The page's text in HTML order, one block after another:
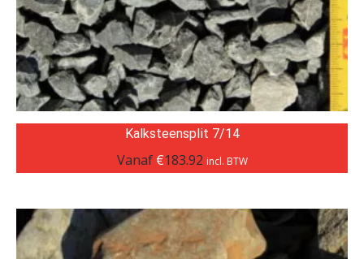
Kalksteensplit 7/14
Vanaf €183.92 incl. BTW